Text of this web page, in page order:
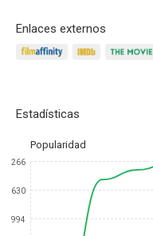
Enlaces externos
Estadísticas
Popularidad
266
630
994